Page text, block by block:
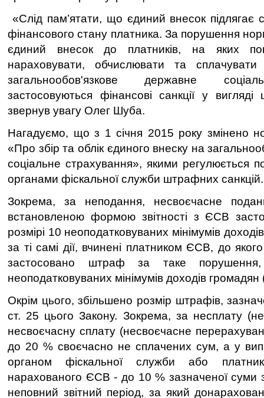
«Слід пам’ятати, що єдиний внесок підлягає
фінансового стану платника. За порушення
єдиний внесок до платників, на яких
нараховувати, обчислювати та
загальнообов'язкове державне
застосовуються фінансові санкції у
звернув увагу Олег Шуба.
Нагадуємо, що з 1 січня 2015 року змінено
«Про збір та облік єдиного внеску на
соціальне страхування», якими регулюється
органами фіскальної служби штрафних санкцій.
Зокрема, за неподання, несвоєчасне
встановленою формою звітності з ЄСВ
розмірі 10 неоподатковуваних мінімумів
за ті самі дії, вчинені платником ЄСВ, до
застосовано штраф за таке
неоподатковуваних мінімумів доходів
Окрім цього, збільшено розмір штрафів,
ст. 25 цього Закону. Зокрема, за несплату
несвоєчасну сплату (несвоєчасне
до 20 % своєчасно не сплачених сум, а у
органом фіскальної служби або
нарахованого ЄСВ - до 10 % зазначеної суми
неповний звітний період, за який